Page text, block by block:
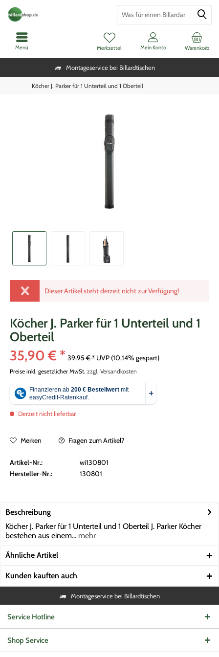
Montageservice bei Billardtischen
Warenkorb
Merkzettel Mein Konto
Menü
Köcher J. Parker für 1 Unterteil und 1 Oberteil
Dieser Artikel steht derzeit nicht zur Verfügung!
Köcher J. Parker für 1 Unterteil und 1
Oberteil
35,90 € * 39,95 € * UVP (10,14% gespart)
Preise inkl. gesetzlicher MwSt. zzgl. Versandkosten
Derzeit nicht lieferbar
Merken Fragen zum Artikel?
Artikel-Nr.:
wi130801
Hersteller-Nr.:
130801
Beschreibung
Köcher J. Parker für 1 Unterteil und 1 Oberteil J. Parker Köcher
bestehen aus einem... mehr
Ähnliche Artikel
Kunden kauften auch
Montageservice bei Billardtischen
Service Hotline
Shop Service